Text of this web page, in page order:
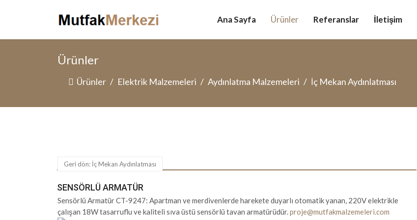
Ana Sayfa Ürünler Referanslar İletişim
Ürünler
Ürünler Elektrik Malzemeleri Aydınlatma Malzemeleri İç Mekan Aydınlatması
Geri dön: İç Mekan Aydınlatması
SENSÖRLÜ ARMATÜR
Sensörlü Armatür CT-9247: Apartman ve merdivenlerde harekete duyarlı otomatik yanan, 220V elektrikle
çalışan 18W tasarruflu ve kaliteli sıva üstü sensörlü tavan armatürüdür.proje@mutfakmalzemeleri.com